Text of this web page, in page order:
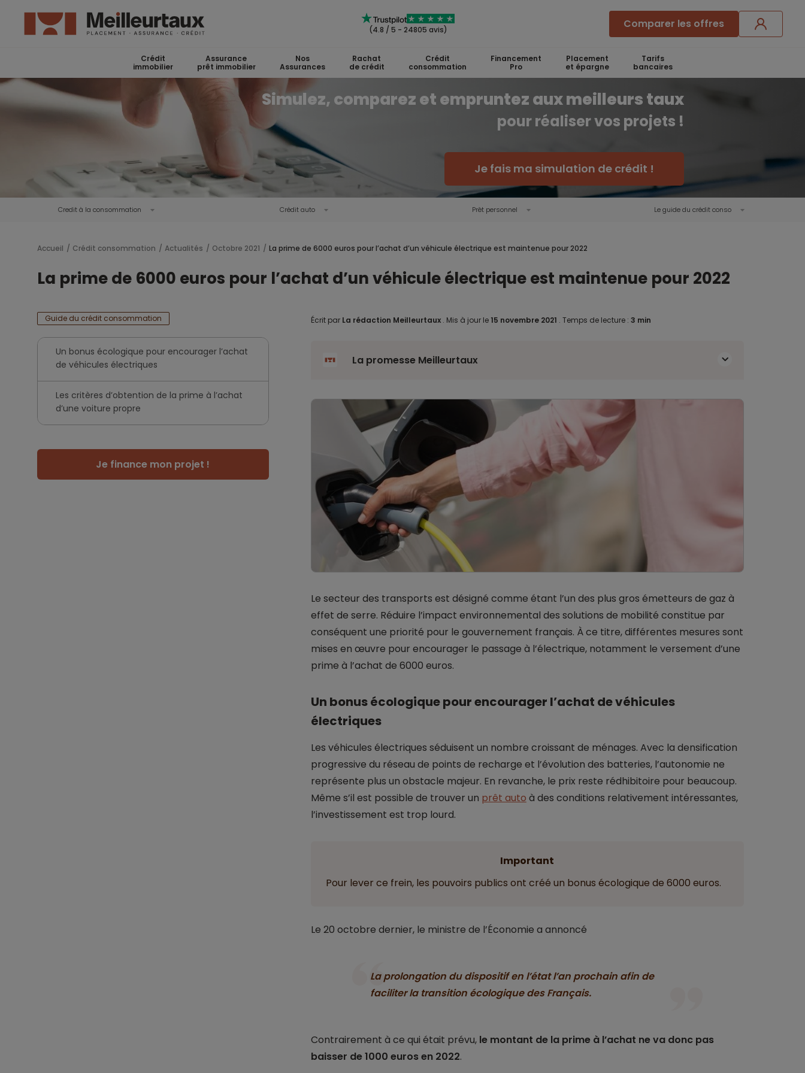
(4.8 / 5 - 24805 avis) Comparer les offres
Crédit
immobilier
Assurance
prêt immobilier
Nos
Assurances
Rachat
de crédit
Crédit
consommation
Financement
Pro
Placement
et épargne
Tarifs
bancaires
Simulez, comparez et empruntez aux meilleurs taux
pour réaliser vos projets !
Je fais ma simulation de crédit !
Credit à la consommation Crédit auto Prêt personnel Le guide du crédit conso
Accueil Crédit consommation Actualités Octobre 2021 La prime de 6000 euros pour l’achat d’un véhicule électrique est maintenue pour 2022
La prime de 6000 euros pour l’achat d’un véhicule électrique est maintenue pour 2022
Guide du crédit consommation
Un bonus écologique pour encourager l’achat
de véhicules électriques
Les critères d’obtention de la prime à l’achat
d’une voiture propre
Je finance mon projet !
Écrit par La rédaction Meilleurtaux . Mis à jour le 15 novembre 2021 . Temps de lecture : 3 min
La promesse Meilleurtaux
Le secteur des transports est désigné comme étant l’un des plus gros émetteurs de gaz à
effet de serre. Réduire l’impact environnemental des solutions de mobilité constitue par
conséquent une priorité pour le gouvernement français. À ce titre, différentes mesures sont
mises en œuvre pour encourager le passage à l’électrique, notamment le versement d’une
prime à l’achat de 6000 euros.
Un bonus écologique pour encourager l’achat de véhicules
électriques
Les véhicules électriques séduisent un nombre croissant de ménages. Avec la densification
progressive du réseau de points de recharge et l’évolution des batteries, l’autonomie ne
représente plus un obstacle majeur. En revanche, le prix reste rédhibitoire pour beaucoup.
Même s’il est possible de trouver un prêt auto à des conditions relativement intéressantes,
l’investissement est trop lourd.
Important
Pour lever ce frein, les pouvoirs publics ont créé un bonus écologique de 6000 euros.
Le 20 octobre dernier, le ministre de l’Économie a annoncé
La prolongation du dispositif en l’état l’an prochain afin de
faciliter la transition écologique des Français.
Contrairement à ce qui était prévu, le montant de la prime à l’achat ne va donc pas
baisser de 1000 euros en 2022.